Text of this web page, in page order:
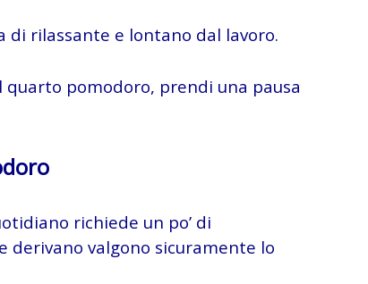
di rilassante e lontano dal lavoro.
quarto pomodoro, prendi una pausa
richiede un po’ di
derivano valgono sicuramente lo